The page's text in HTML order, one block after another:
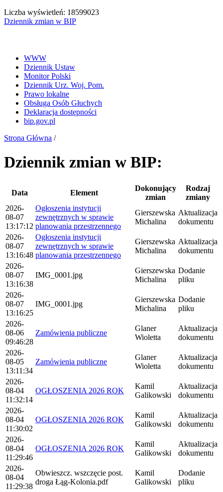
Liczba wyświetleń: 18599023
Dziennik zmian w BIP
WWW
Dziennik Ustaw
Monitor Polski
Dziennik Urz. Woj. Pom.
Prawo lokalne
Obsługa Osób Głuchych
Deklaracja dostępności
bip.gov.pl
Strona Główna /
Dziennik zmian w BIP:
Data Element
Dokonujący
zmian
Rodzaj
zmiany
2026-
08-07
13:17:12
Ogłoszenia instytucji
zewnętrznych w sprawie
planowania przestrzennego
Gierszewska
Michalina
Aktualizacja
dokumentu
2026-
08-07
13:16:48
Ogłoszenia instytucji
zewnętrznych w sprawie
planowania przestrzennego
Gierszewska
Michalina
Aktualizacja
dokumentu
2026-
08-07
13:16:38
IMG_0001.jpg
Gierszewska
Michalina
Dodanie
pliku
2026-
08-07
13:16:25
IMG_0001.jpg
Gierszewska
Michalina
Dodanie
pliku
2026-
08-06
09:46:28
Zamówienia publiczne
Glaner
Wioletta
Aktualizacja
dokumentu
2026-
08-05
13:11:34
Zamówienia publiczne
Glaner
Wioletta
Aktualizacja
dokumentu
2026-
08-04
11:32:14
OGŁOSZENIA 2026 ROK
Kamil
Galikowski
Aktualizacja
dokumentu
2026-
08-04
11:30:02
OGŁOSZENIA 2026 ROK
Kamil
Galikowski
Aktualizacja
dokumentu
2026-
08-04
11:29:46
OGŁOSZENIA 2026 ROK
Kamil
Galikowski
Aktualizacja
dokumentu
2026-
08-04
11:29:38
Obwieszcz. wszczęcie post.
droga Łąg-Kolonia.pdf
Kamil
Galikowski
Dodanie
pliku